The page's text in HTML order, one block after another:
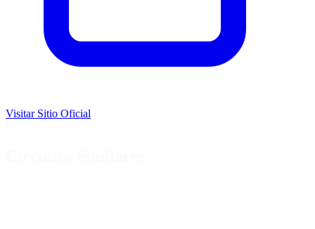
Visitar Sitio Oficial